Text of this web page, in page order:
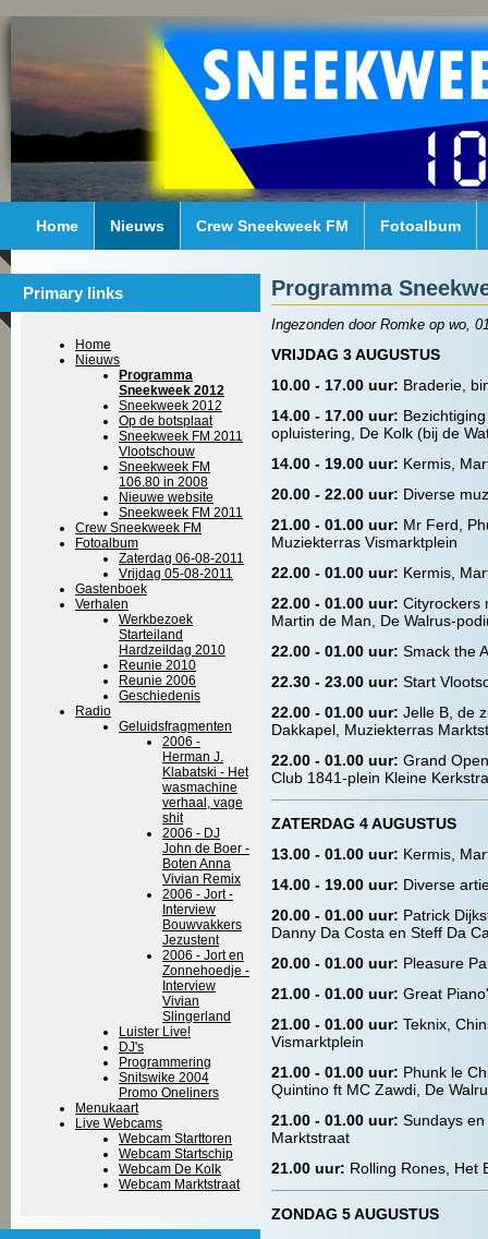
Home Nieuws Crew Sneekweek FM Fotoalbum
Primary links
Home
Nieuws
Programma
Sneekweek 2012
Sneekweek 2012
Op de botsplaat
Sneekweek FM 2011
Vlootschouw
Sneekweek FM
106.80 in 2008
Nieuwe website
Sneekweek FM 2011
Crew Sneekweek FM
Fotoalbum
Zaterdag 06-08-2011
Vrijdag 05-08-2011
Gastenboek
Verhalen
Werkbezoek
Starteiland
Hardzeildag 2010
Reunie 2010
Reunie 2006
Geschiedenis
Radio
Geluidsfragmenten
2006 -
Herman J.
Klabatski - Het
wasmachine
verhaal, vage
shit
2006 - DJ
John de Boer -
Boten Anna
Vivian Remix
2006 - Jort -
Interview
Bouwvakkers
Jezustent
2006 - Jort en
Zonnehoedje -
Interview
Vivian
Slingerland
Luister Live!
DJ's
Programmering
Snitswike 2004
Promo Oneliners
Menukaart
Live Webcams
Webcam Starttoren
Webcam Startschip
Webcam De Kolk
Webcam Marktstraat
Programma
Ingezonden door Romke op wo,
VRIJDAG 3 AUGUSTUS
10.00 - 17.00 uur: Braderie,
14.00 - 17.00 uur:
opluistering, De Kolk (bij de
14.00 - 19.00 uur: Kermis,
20.00 - 22.00 uur: Diverse
21.00 - 01.00 uur: Mr Ferd,
Muziekterras Vismarktplein
22.00 - 01.00 uur: Kermis,
22.00 - 01.00 uur: Cityrockers
Martin de Man, De Walrus-
22.00 - 01.00 uur: Smack the
22.30 - 23.00 uur: Start
22.00 - 01.00 uur: Jelle B, de
Dakkapel, Muziekterras
22.00 - 01.00 uur: Grand
Club 1841-plein Kleine
ZATERDAG 4 AUGUSTUS
13.00 - 01.00 uur: Kermis,
14.00 - 19.00 uur: Diverse
20.00 - 01.00 uur: Patrick
Danny Da Costa en Steff Da
20.00 - 01.00 uur: Pleasure
21.00 - 01.00 uur: Great
21.00 - 01.00 uur: Teknix,
Vismarktplein
21.00 - 01.00 uur: Phunk le
Quintino ft MC Zawdi, De
21.00 - 01.00 uur: Sundays
Marktstraat
21.00 uur: Rolling Rones, Het
ZONDAG 5 AUGUSTUS